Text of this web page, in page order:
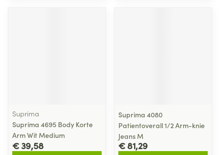
Suprima
Suprima 4695 Body Korte
Arm Wit Medium
€ 39,58
Suprima 4080
Patientoverall 1/2 Arm-knie
Jeans M
€ 81,29